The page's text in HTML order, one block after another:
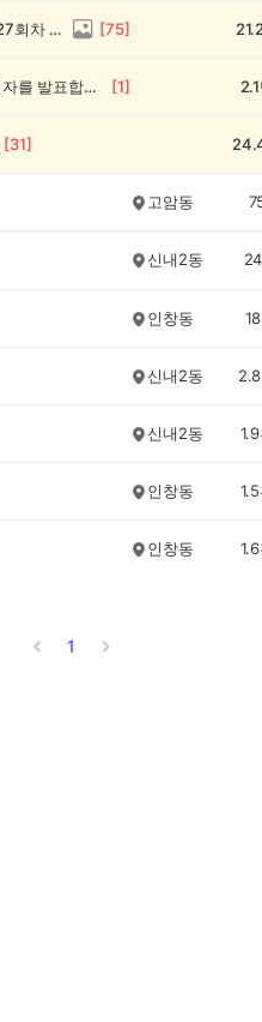
💸 전원 2,000캐시 지급! 우리 동네 정보왕 27회차 (~8/10) [75]
💰[당첨자 발표] 우리 동네 썰전 12회차 당첨자를 발표합니다! [1]
[31]
고암동
신내2동
인창동
신내2동
신내2동
인창동
인창동
1